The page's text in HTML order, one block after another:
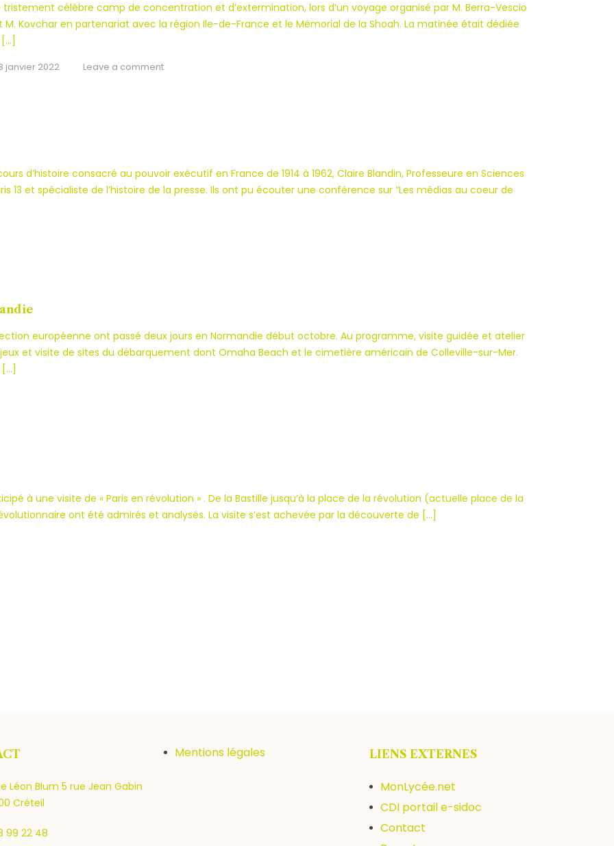
tristement célèbre camp de concentration et d’extermination, lors d’un voyage organisé par M. Berra-Vescio
M. Kovchar en partenariat avec la région Ile-de-France et le Mémorial de la Shoah. La matinée était dédiée
janvier 2022 Leave a comment
d’histoire consacré au pouvoir exécutif en France de 1914 à 1962, Claire Blandin, Professeure en Sciences
13 et spécialiste de l’histoire de la presse. Ils ont pu écouter une conférence sur “Les médias au coeur de
européenne ont passé deux jours en Normandie début octobre. Au programme, visite guidée et atelier
et visite de sites du débarquement dont Omaha Beach et le cimetière américain de Colleville-sur-Mer.
[…]
à une visite de « Paris en révolution » . De la Bastille jusqu’à la place de la révolution (actuelle place de la
ont été admirés et analysés. La visite s’est achevée par la découverte de […]
Léon Blum 5 rue Jean Gabin
Créteil
99 22 48
Mentions légales LIENS EXTERNES
MonLycée.net
CDI portail e-sidoc
Contact